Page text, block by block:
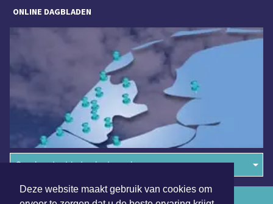
Deze website maakt gebruik van cookies om
ONLINE DAGBLADEN
Overige dagbladen in de regio
Algemene voorwaarden